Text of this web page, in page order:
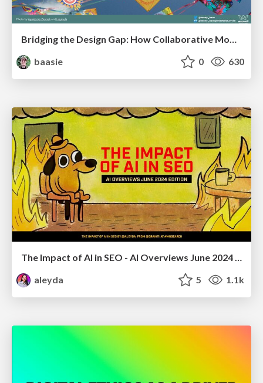
baasie
0 630
The Impact of AI in SEO - AI Overviews June 2024 Edition
aleyda
5 1.1k